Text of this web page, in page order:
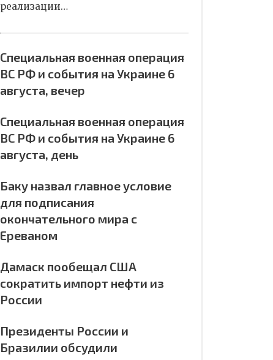
реализации…
Специальная военная операция
ВС РФ и события на Украине 6
августа, вечер
Специальная военная операция
ВС РФ и события на Украине 6
августа, день
Баку назвал главное условие
для подписания
окончательного мира с
Ереваном
Дамаск пообещал США
сократить импорт нефти из
России
Президенты России и
Бразилии обсудили